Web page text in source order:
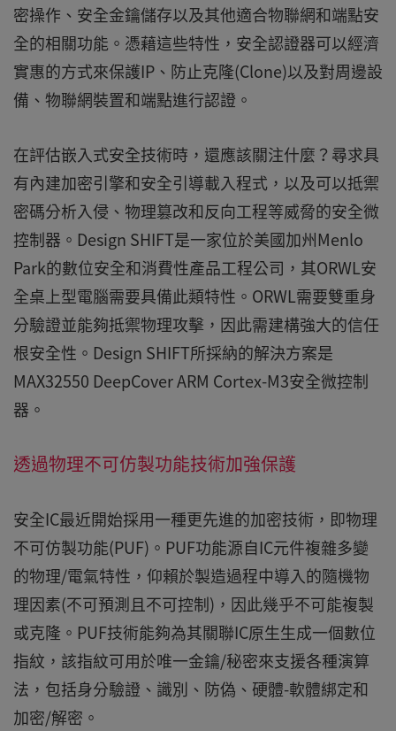
密操作、安全金鑰儲存以及其他適合物聯網和端點安
全的相關功能。憑藉這些特性，安全認證器可以經濟
實惠的方式來保護IP、防止克隆(Clone)以及對周邊設
備、物聯網裝置和端點進行認證。
在評估嵌入式安全技術時，還應該關注什麼？尋求具
有內建加密引擎和安全引導載入程式，以及可以抵禦
密碼分析入侵、物理篡改和反向工程等威脅的安全微
控制器。Design SHIFT是一家位於美國加州Menlo
Park的數位安全和消費性產品工程公司，其ORWL安
全桌上型電腦需要具備此類特性。ORWL需要雙重身
分驗證並能夠抵禦物理攻擊，因此需建構強大的信任
根安全性。Design SHIFT所採納的解決方案是
MAX32550 DeepCover ARM Cortex-M3安全微控制
器。
透過物理不可仿製功能技術加強保護
安全IC最近開始採用一種更先進的加密技術，即物理
不可仿製功能(PUF)。PUF功能源自IC元件複雜多變
的物理/電氣特性，仰賴於製造過程中導入的隨機物
理因素(不可預測且不可控制)，因此幾乎不可能複製
或克隆。PUF技術能夠為其關聯IC原生生成一個數位
指紋，該指紋可用於唯一金鑰/秘密來支援各種演算
法，包括身分驗證、識別、防偽、硬體-軟體綁定和
加密/解密。